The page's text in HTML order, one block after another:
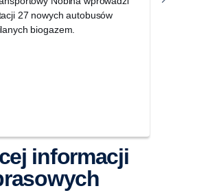
27 nowych autobusów
biogazem.